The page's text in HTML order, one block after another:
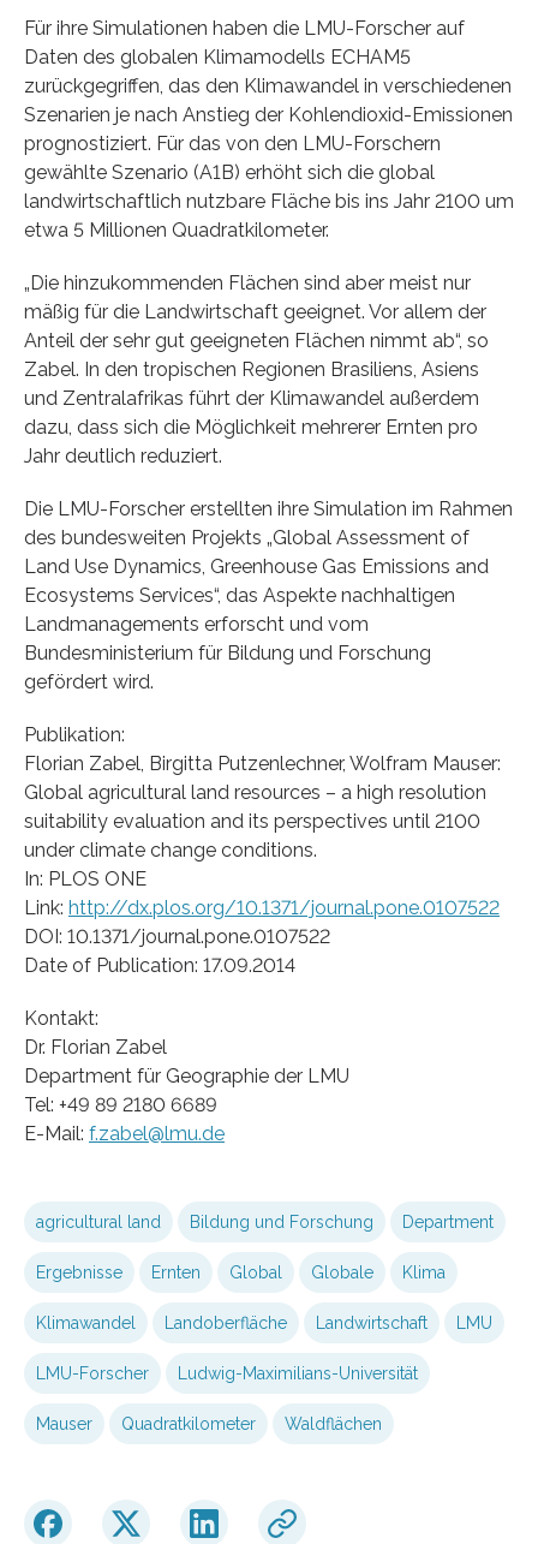
Für ihre Simulationen haben die LMU-Forscher auf
Daten des globalen Klimamodells ECHAM5
zurückgegriffen, das den Klimawandel in verschiedenen
Szenarien je nach Anstieg der Kohlendioxid-Emissionen
prognostiziert. Für das von den LMU-Forschern
gewählte Szenario (A1B) erhöht sich die global
landwirtschaftlich nutzbare Fläche bis ins Jahr 2100 um
etwa 5 Millionen Quadratkilometer.
„Die hinzukommenden Flächen sind aber meist nur
mäßig für die Landwirtschaft geeignet. Vor allem der
Anteil der sehr gut geeigneten Flächen nimmt ab“, so
Zabel. In den tropischen Regionen Brasiliens, Asiens
und Zentralafrikas führt der Klimawandel außerdem
dazu, dass sich die Möglichkeit mehrerer Ernten pro
Jahr deutlich reduziert.
Die LMU-Forscher erstellten ihre Simulation im Rahmen
des bundesweiten Projekts „Global Assessment of
Land Use Dynamics, Greenhouse Gas Emissions and
Ecosystems Services“, das Aspekte nachhaltigen
Landmanagements erforscht und vom
Bundesministerium für Bildung und Forschung
gefördert wird.
Publikation:
Florian Zabel, Birgitta Putzenlechner, Wolfram Mauser:
Global agricultural land resources – a high resolution
suitability evaluation and its perspectives until 2100
under climate change conditions.
In: PLOS ONE
Link: http://dx.plos.org/10.1371/journal.pone.0107522
DOI: 10.1371/journal.pone.0107522
Date of Publication: 17.09.2014
Kontakt:
Dr. Florian Zabel
Department für Geographie der LMU
Tel: +49 89 2180 6689
E-Mail: f.zabel@lmu.de
agricultural land Bildung und Forschung Department
Ergebnisse Ernten Global Globale Klima
Klimawandel Landoberfläche Landwirtschaft LMU
LMU-Forscher Ludwig-Maximilians-Universität
Mauser Quadratkilometer Waldflächen